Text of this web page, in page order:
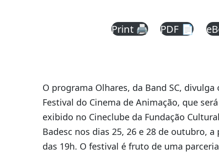
Print 🖨 PDF 📄
O programa Olhares, da Band SC, divulga
Festival do Cinema de Animação, que será
exibido no Cineclube da Fundação
Badesc nos dias 25, 26 e 28 de outubro, a
das 19h. O festival é fruto de uma